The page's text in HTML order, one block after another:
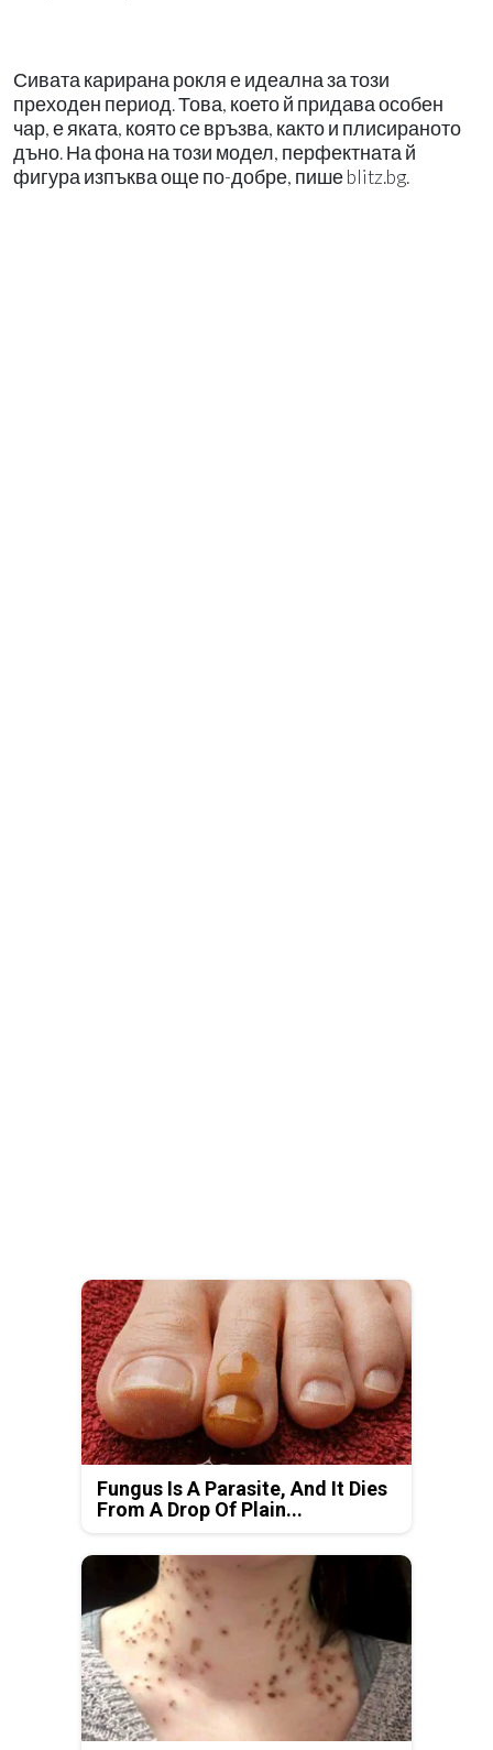
Сивата карирана рокля е идеална за този
преходен период. Това, което й придава особен
чар, е яката, която се връзва, както и плисираното
дъно. На фона на този модел, перфектната й
фигура изпъква още по-добре, пише blitz.bg.
Fungus Is A Parasite, And It Dies
From A Drop Of Plain...